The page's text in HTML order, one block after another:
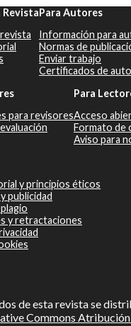
RevistaPara Autores
Información para
Normas de
Enviar trabajo
Certificados de
para revisores
Para
Acceso
Formato de
Aviso para
y principios éticos
publicidad
y retractaciones
de esta revista se
Commons